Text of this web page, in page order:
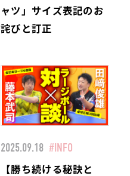
ャツ」サイズ表記のお
詫びと訂正
2025.09.18 #INFO
【勝ち続ける秘訣と